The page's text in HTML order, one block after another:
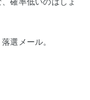
選メール。